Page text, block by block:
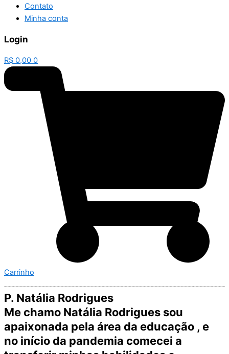
Contato
Minha conta
Login
R$ 0,00 0
Carrinho
P. Natália Rodrigues
Me chamo Natália Rodrigues sou
apaixonada pela área da educação , e
no início da pandemia comecei a